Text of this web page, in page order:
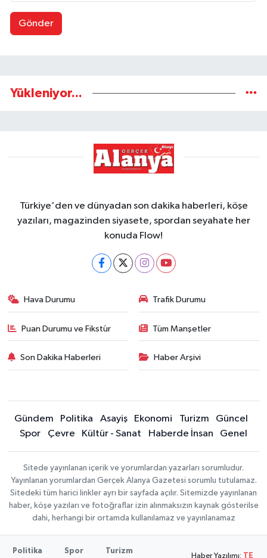
Gönder
Yükleniyor...
Türkiye'den ve dünyadan son dakika haberleri, köşe
yazıları, magazinden siyasete, spordan seyahate her
konuda Flow!
Hava Durumu Trafik Durumu
Puan Durumu ve Fikstür Tüm Manşetler
Son Dakika Haberleri Haber Arşivi
Gündem Politika Asayiş Ekonomi Turizm
Güncel
Spor
Çevre Kültür - Sanat Haberde İnsan Genel
Sitede yayınlanan içerik ve yorumlardan yazarları sorumludur.
Yayınlanan yorumlardan Gerçek Alanya Gazetesi sorumlu tutulamaz.
Sitedeki tüm harici linkler ayrı bir sayfada açılır. Sitemizde yayınlanan
haber, köşe yazıları ve fotoğraflar izin alınmaksızın kaynak gösterilse
dahi, herhangi bir ortamda kullanılamaz ve yayınlanamaz
Politika Spor Turizm
Haber Yazılımı: TE